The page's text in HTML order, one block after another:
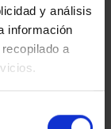
y análisis
información
a